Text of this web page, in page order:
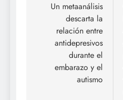
entradas
Un metaanálisis
descarta la
relación entre
antidepresivos
durante el
embarazo y el
autismo